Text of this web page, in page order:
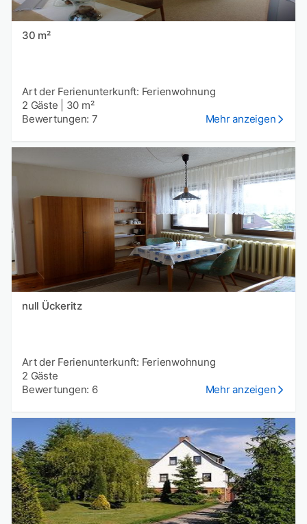
30 m²
Art der Ferienunterkunft: Ferienwohnung
2 Gäste
30 m²
Bewertungen: 7
Mehr anzeigen
null Ückeritz
Art der Ferienunterkunft: Ferienwohnung
2 Gäste
Bewertungen: 6
Mehr anzeigen